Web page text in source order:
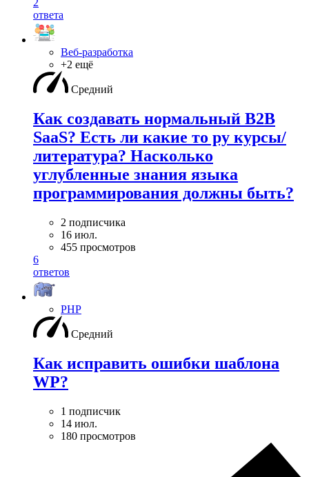
2
ответа
Веб-разработка
+2 ещё
Средний
Как создавать нормальный B2B
SaaS? Есть ли какие то ру курсы/
литература? Насколько
углубленные знания языка
программирования должны быть?
2 подписчика
16 июл.
455 просмотров
6
ответов
PHP
Средний
Как исправить ошибки шаблона
WP?
1 подписчик
14 июл.
180 просмотров